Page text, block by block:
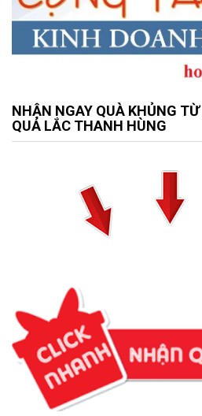
NHẬN NGAY QUÀ KHỦNG
QUẢ LẮC THANH HÙNG